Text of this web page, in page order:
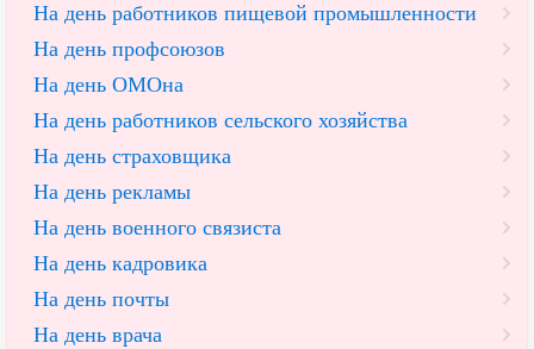
На день работников пищевой промышленности
На день профсоюзов
На день ОМОна
На день работников сельского хозяйства
На день страховщика
На день рекламы
На день военного связиста
На день кадровика
На день почты
На день врача